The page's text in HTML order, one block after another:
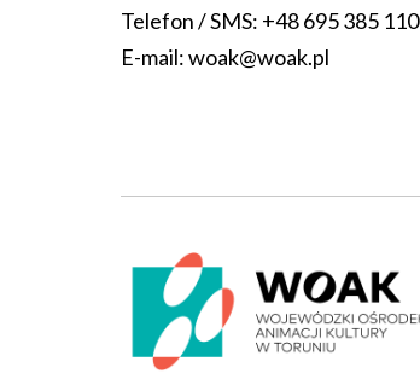
Telefon / SMS: +48 695 385 110
E-mail:woak@woak.pl